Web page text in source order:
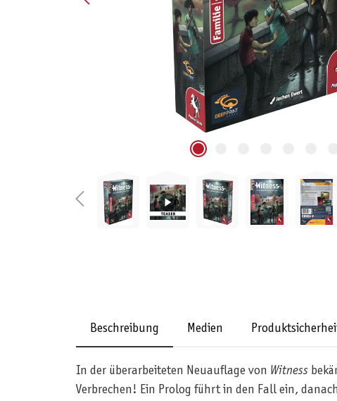
Beschreibung Medien
In der überarbeiteten Neuauflage von Witness
Verbrechen! Ein Prolog führt in den Fall ein,